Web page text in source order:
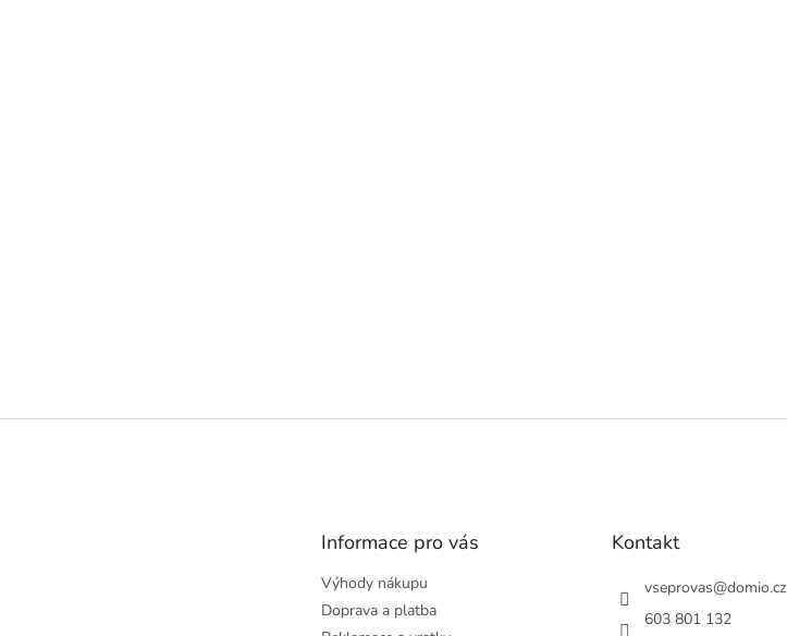
Z
Informace pro vás
Výhody nákupu
Doprava a platba
Kontakt
vseprovas@domio.cz
603 801 132